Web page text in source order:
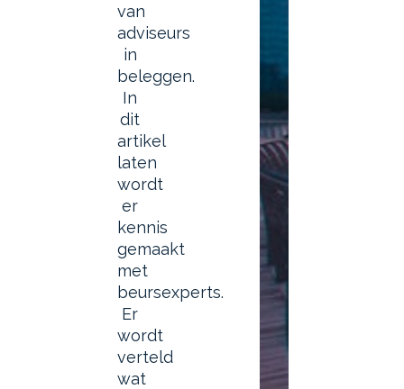
van
adviseurs
in
beleggen.
In
dit
artikel
laten
wordt
er
kennis
gemaakt
met
beursexperts.
Er
wordt
verteld
wat